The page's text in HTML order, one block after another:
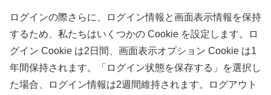
ログインの際さらに、ログイン情報と画面表示情報を保持
するため、私たちはいくつかの Cookie を設定します。ロ
グイン Cookie は2日間、画面表示オプション Cookie は1
年間保持されます。「ログイン状態を保存する」を選択し
た場合、ログイン情報は2週間維持されます。ログアウト